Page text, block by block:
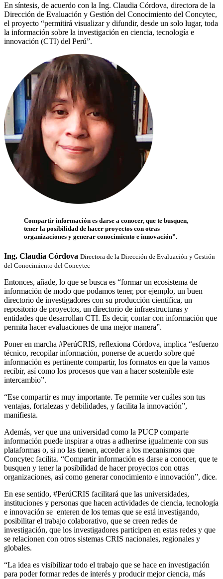
En síntesis, de acuerdo con la Ing. Claudia Córdova, directora de la
Dirección de Evaluación y Gestión del Conocimiento del Concytec,
el proyecto “permitirá visualizar y difundir, desde un solo lugar, toda
la información sobre la investigación en ciencia, tecnología e
innovación (CTI) del Perú”.
Compartir información es darse a conocer, que te busquen,
tener la posibilidad de hacer proyectos con otras
organizaciones y generar conocimiento e innovación”.
Ing. Claudia Córdova Directora de la Dirección de Evaluación y Gestión
del Conocimiento del Concytec
Entonces, añade, lo que se busca es “formar un ecosistema de
información de modo que podamos tener, por ejemplo, un buen
directorio de investigadores con su producción científica, un
repositorio de proyectos, un directorio de infraestructuras y
entidades que desarrollan CTI. Es decir, contar con información que
permita hacer evaluaciones de una mejor manera”.
Poner en marcha #PerúCRIS, reflexiona Córdova, implica “esfuerzo
técnico, recopilar información, ponerse de acuerdo sobre qué
información es pertinente compartir, los formatos en que la vamos
recibir, así como los procesos que van a hacer sostenible este
intercambio”.
“Ese compartir es muy importante. Te permite ver cuáles son tus
ventajas, fortalezas y debilidades, y facilita la innovación”,
manifiesta.
Además, ver que una universidad como la PUCP comparte
información puede inspirar a otras a adherirse igualmente con sus
plataformas o, si no las tienen, acceder a los mecanismos que
Concytec facilita. “Compartir información es darse a conocer, que te
busquen y tener la posibilidad de hacer proyectos con otras
organizaciones, así como generar conocimiento e innovación”, dice.
En ese sentido, #PerúCRIS facilitará que las universidades,
instituciones y personas que hacen actividades de ciencia, tecnología
e innovación se enteren de los temas que se está investigando,
posibilitar el trabajo colaborativo, que se creen redes de
investigación, que los investigadores participen en estas redes y que
se relacionen con otros sistemas CRIS nacionales, regionales y
globales.
“La idea es visibilizar todo el trabajo que se hace en investigación
para poder formar redes de interés y producir mejor ciencia, más